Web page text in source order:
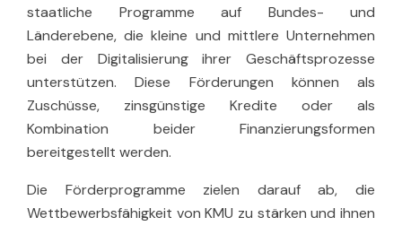
staatliche Programme auf Bundes- und
Länderebene, die kleine und mittlere Unternehmen
bei der Digitalisierung ihrer Geschäftsprozesse
unterstützen. Diese Förderungen können als
Zuschüsse, zinsgünstige Kredite oder als
Kombination beider Finanzierungsformen
bereitgestellt werden.
Die Förderprogramme zielen darauf ab, die
Wettbewerbsfähigkeit von KMU zu stärken und ihnen